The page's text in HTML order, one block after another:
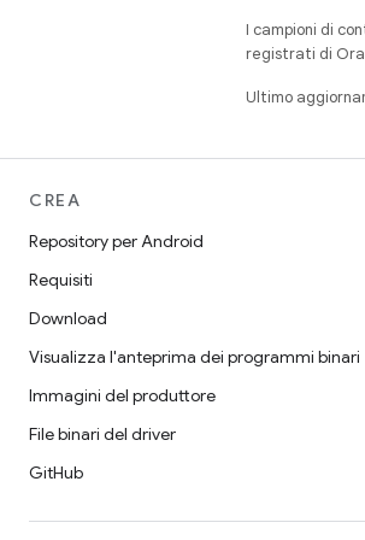
I campioni di
registrati di
Ultimo
CREA
Repository per Android
Requisiti
Download
Visualizza l'anteprima dei programmi binari
Immagini del produttore
File binari del driver
GitHub